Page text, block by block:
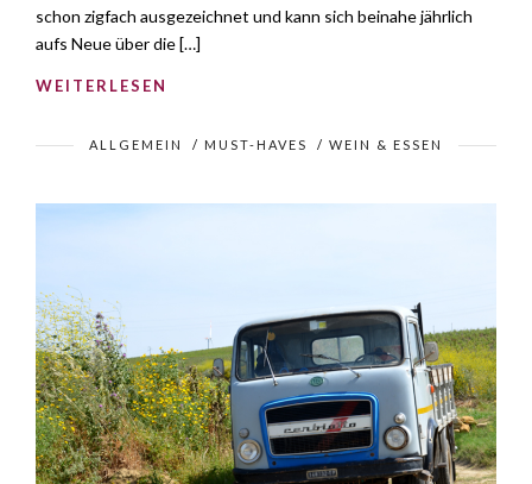
schon zigfach ausgezeichnet und kann sich beinahe jährlich
aufs Neue über die […]
WEITERLESEN
ALLGEMEIN / MUST-HAVES / WEIN & ESSEN